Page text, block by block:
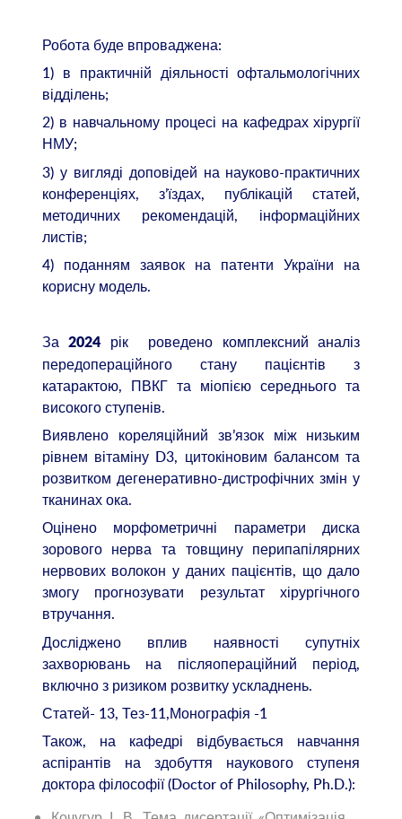
Робота буде впроваджена:
1) в практичній діяльності офтальмологічних
відділень;
2) в навчальному процесі на кафедрах хірургії
НМУ;
3) у вигляді доповідей на науково-практичних
конференціях, з’їздах, публікацій статей,
методичних рекомендацій, інформаційних
листів;
4) поданням заявок на патенти України на
корисну модель.
За2024
рік роведено комплексний аналіз
передопераційного стану пацієнтів з
катарактою, ПВКГ та міопією середнього та
високого ступенів.
Виявлено кореляційний зв’язок між низьким
рівнем вітаміну D3, цитокіновим балансом та
розвитком дегенеративно-дистрофічних змін у
тканинах ока.
Оцінено морфометричні параметри диска
зорового нерва та товщину перипапілярних
нервових волокон у даних пацієнтів, що дало
змогу прогнозувати результат хірургічного
втручання.
Досліджено вплив наявності супутніх
захворювань на післяопераційний період,
включно з ризиком розвитку ускладнень.
Статей- 13, Тез-11,Монографія -1
Також, на кафедрі відбувається навчання
аспірантів на здобуття наукового ступеня
доктора філософії (Doctor of Philosophy, Ph.D.):